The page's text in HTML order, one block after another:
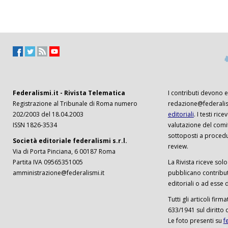
Federalismi.it - Rivista Telematica
Registrazione al Tribunale di Roma numero
202/2003 del 18.04.2003
ISSN 1826-3534
Società editoriale federalismi s.r.l.
Via di Porta Pinciana, 6 00187 Roma
Partita IVA 09565351005
amministrazione@federalismi.it
I contributi devono
editoriali. I testi
valutazione del
sottoposti a
review.
La Rivista riceve
pubblicano
editoriali o ad esse
Tutti gli articoli
633/1941 sul diritto
Le foto presenti su